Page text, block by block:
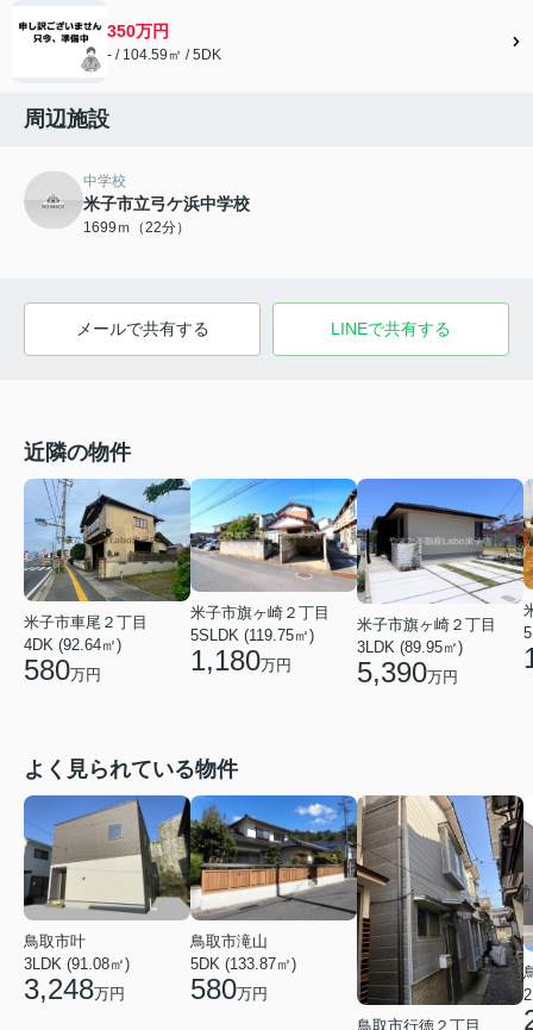
350万円
- / 104.59㎡ / 5DK
周辺施設
中学校
米子市立弓ケ浜中学校
1699ｍ（22分）
メールで共有する LINEで共有する
近隣の物件
米子市車尾２丁目
4DK (92.64㎡)
580万円
米子市旗ヶ崎２丁目
5SLDK (119.75㎡)
1,180万円
米子市旗ヶ崎２丁目
3LDK (89.95㎡)
5,390万円
よく見られている物件
鳥取市叶
3LDK (91.08㎡)
3,248万円
鳥取市滝山
5DK (133.87㎡)
580万円
鳥取市行徳２丁目